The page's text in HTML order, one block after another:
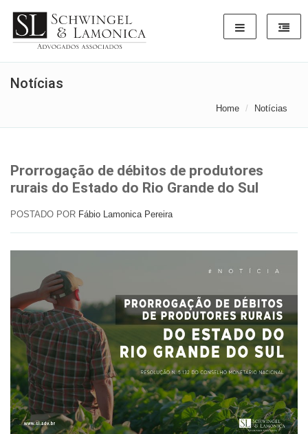
Notícias
Home Notícias
Prorrogação de débitos de produtores
rurais do Estado do Rio Grande do Sul
POSTADO POR Fábio Lamonica Pereira